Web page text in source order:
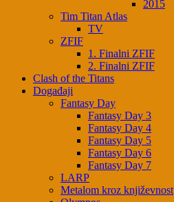
2015
Tim Titan Atlas
TV
ZFIF
1. Finalni ZFIF
2. Finalni ZFIF
Clash of the Titans
Događaji
Fantasy Day
Fantasy Day 3
Fantasy Day 4
Fantasy Day 5
Fantasy Day 6
Fantasy Day 7
LARP
Metalom kroz književnost